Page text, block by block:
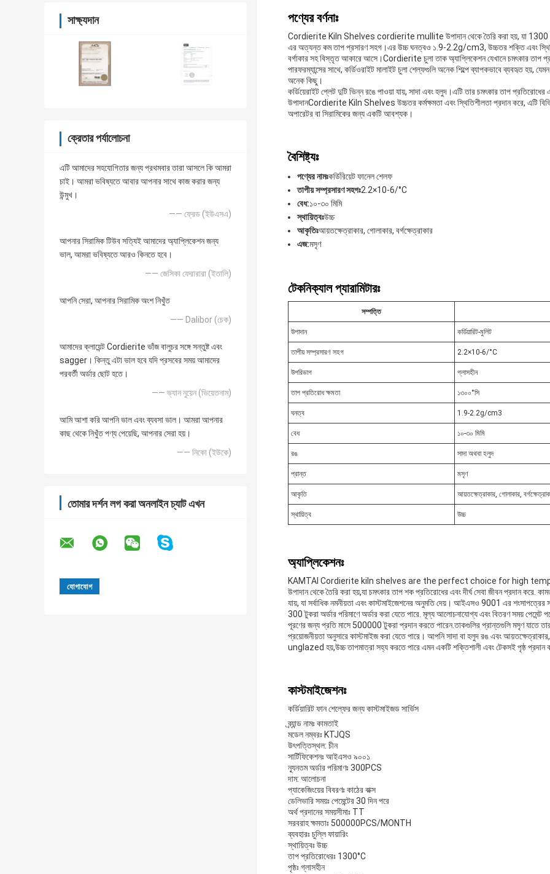
সাক্ষ্যদান
ক্রেতার পর্যালোচনা
এটি আমাদের সহযোগিতার জন্য প্রথমবার তারা আসলে কি আমরা
চাই। আমরা ভবিষ্যতে আবার আপনার সাথে কাজ করার জন্য
উন্মুখ।
—— ফ্রেড (ইউএসএ)
আপনার সিরামিক টিউব সত্যিই আমাদের অ্যাপ্লিকেশন জন্য
ভাল, আমরা ভবিষ্যতে আরও কিনতে হবে।
—— জেসিকা ফেরারারা (ইতালি)
আপনি সেরা, আপনার সিরামিক অংশ নিখুঁত
—— Dalibor (চেক)
আমাদের ক্লায়েন্ট Cordierite ভাঁজ বালুচর সঙ্গে সন্তুষ্ট এবং
sagger। কিন্তু এটা ভাল হবে যদি প্রসবের সময় আমাদের
পরবর্তী অর্ডার ছোট হতে।
—— ভ্যান নুয়েন (ভিয়েতনাম)
আমি আশা করি আপনি ভাল এবং ব্যবসা ভাল। আমরা আপনার
কাছ থেকে নিখুঁত পণ্য পেয়েছি, আপনার সেরা হয়।
—— নিকো (ইউকে)
তোমার দর্শন লগ করা অনলাইন চ্যাট এখন
পণ্যের বর্ণনাঃ
Cordierite Kiln Shelves cordierite mullite উপাদান থেকে তৈরি করা হয়, যা 1300 °C
এর অত্যন্ত কম তাপ প্রসারণ সহগ।এর উচ্চ ঘনত্বও ১.9-2.2g/cm3, উচ্চতর শক্তি এবং
বর্গাকার সহ বিস্তৃত আকারে আসে।Cordierite চুলা তাক অ্যাপ্লিকেশন যেখানে চমৎকার তাপ
পারফরম্যান্সের সাথে, কর্ডিওরাইট মালাইট চুলা শেল্ফগুলি অনেক শিল্পে ব্যাপকভাবে ব্যবহৃত হয়,
অনেক কিছু।
কর্ডিয়েরাইট প্লেট দুটি ভিন্ন রঙে পাওয়া যায়, সাদা এবং হলুদ।এটি তার চমৎকার তাপ
উপাদানCordierite Kiln Shelves উচ্চতর কর্মক্ষমতা এবং স্থিতিশীলতা প্রদান করে, এটি
অপারেটর বা সিরামিকের জন্য একটি আবশ্যক।
বৈশিষ্ট্যঃ
পণ্যের নামঃকর্ডিরিয়েট ফানেল শেলফ
তাপীয় সম্প্রসারণ সহগঃ2.2×10-6/°C
বেধ:১০-৩০ মিমি
স্থায়িত্বঃউচ্চ
আকৃতিঃআয়তক্ষেত্রাকার, গোলাকার, বর্গক্ষেত্রাকার
এজ:মসৃণ
টেকনিক্যাল প্যারামিটারঃ
সম্পত্তি
উপাদান কর্ডিয়ারিট-মুলিট
তাপীয় সম্প্রসারণ সহগ 2.2×10-6/°C
উপরিভাগ গ্লাসহীন
তাপ প্রতিরোধ ক্ষমতা ১৩০০°সি
ঘনত্ব 1.9-2.2g/cm3
বেধ ১০-৩০ মিমি
রঙ সাদা অথবা হলুদ
প্রান্ত মসৃণ
আকৃতি আয়তক্ষেত্রাকার, গোলাকার,
স্থায়িত্ব উচ্চ
অ্যাপ্লিকেশনঃ
KAMTAI Cordierite kiln shelves are the perfect choice for high
উপাদান থেকে তৈরি করা হয়,যা চমৎকার তাপ শক প্রতিরোধের এবং দীর্ঘ সেবা জীবন প্রদান করে.
যায়, যা সর্বাধিক নমনীয়তা এবং কাস্টমাইজেশনের অনুমতি দেয়। আইএসও 9001 এর
300 টুকরা অর্ডার পরিমাণে অর্ডার করা যেতে পারে. মূল্য আলোচনাযোগ্য এবং বিতরণ সময় পেমেন্ট
পূরণের জন্য প্রতি মাসে 500000 টুকরা প্রদান করতে পারেন.তাকগুলির প্রান্তগুলি মসৃণ যাতে
প্রয়োজনীয়তা অনুসারে কাস্টমাইজ করা যেতে পারে। আপনি সাদা বা হলুদ রঙ এবং
unglazed হয়,উচ্চ তাপমাত্রা সহ্য করতে পারে এমন একটি শক্তিশালী এবং টেকসই পৃষ্ঠ প্রদান
কাস্টমাইজেশনঃ
কর্ডিয়ারিট ফান শেল্ফের জন্য কাস্টমাইজড সার্ভিস
ব্র্যান্ড নামঃ কামতাই
মডেল নম্বরঃ KTJQS
উৎপত্তিস্থল: চীন
সার্টিফিকেশনঃ আইএসও ৯০০১
ন্যূনতম অর্ডার পরিমাণঃ 300PCS
দাম: আলোচনা
প্যাকেজিংয়ের বিবরণঃ কাঠের বাক্স
ডেলিভারি সময়ঃ পেমেন্টের 30 দিন পরে
অর্থ প্রদানের সময়সীমাঃ TT
সরবরাহ ক্ষমতাঃ 500000PCS/MONTH
ব্যবহারঃ চুল্লি ফায়ারিং
স্থায়িত্বঃ উচ্চ
তাপ প্রতিরোধেরঃ 1300°C
পৃষ্ঠঃ গ্লাসহীন